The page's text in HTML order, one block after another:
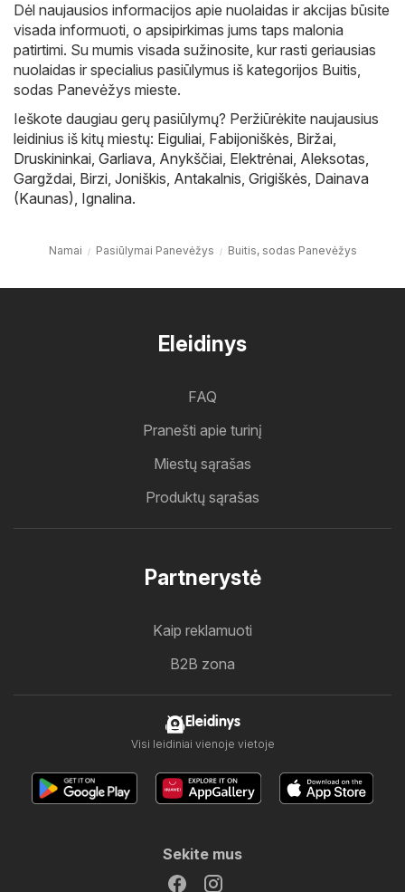
Dėl naujausios informacijos apie nuolaidas ir akcijas būsite
visada informuoti, o apsipirkimas jums taps malonia
patirtimi. Su mumis visada sužinosite, kur rasti geriausias
nuolaidas ir specialius pasiūlymus iš kategorijos Buitis,
sodas Panevėžys mieste.
Ieškote daugiau gerų pasiūlymų? Peržiūrėkite naujausius
leidinius iš kitų miestų: Eiguliai, Fabijoniškės, Biržai,
Druskininkai, Garliava, Anykščiai, Elektrėnai, Aleksotas,
Gargždai, Birzi, Joniškis, Antakalnis, Grigiškės, Dainava
(Kaunas), Ignalina.
Namai Pasiūlymai Panevėžys Buitis, sodas Panevėžys
Eleidinys
FAQ
Pranešti apie turinį
Miestų sąrašas
Produktų sąrašas
Partnerystė
Kaip reklamuoti
B2B zona
Eleidinys
Visi leidiniai vienoje vietoje
Sekite mus